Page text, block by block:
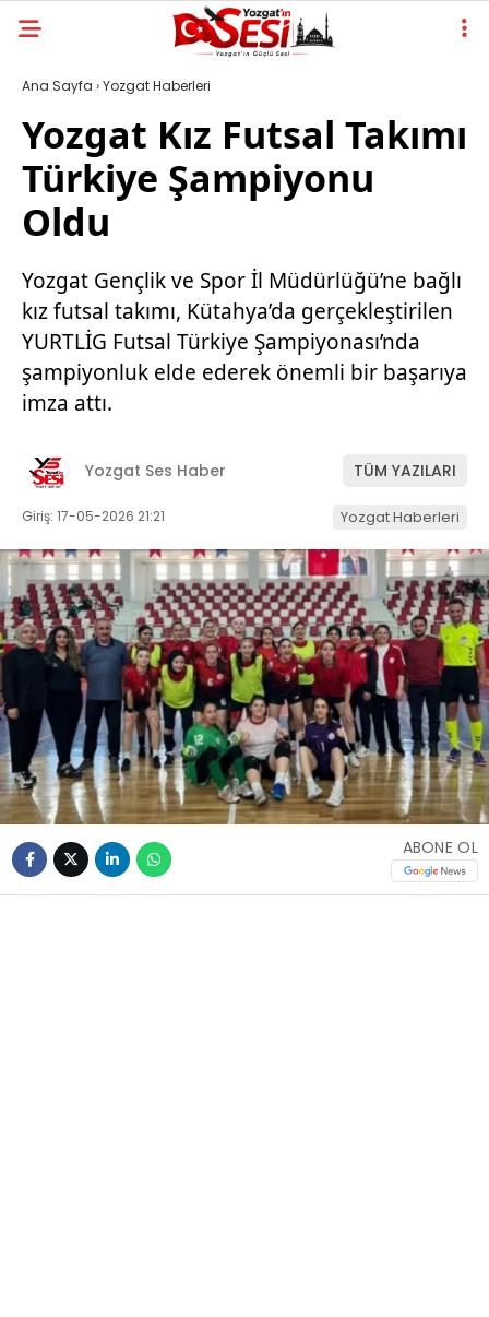
Ana Sayfa ›Yozgat Haberleri
Yozgat Kız Futsal Takımı
Türkiye Şampiyonu
Oldu
Yozgat Gençlik ve Spor İl Müdürlüğü’ne bağlı
kız futsal takımı, Kütahya’da gerçekleştirilen
YURTLİG Futsal Türkiye Şampiyonası’nda
şampiyonluk elde ederek önemli bir başarıya
imza attı.
Yozgat Ses Haber TÜM YAZILARI
Giriş: 17-05-2026 21:21 Yozgat Haberleri
ABONE OL